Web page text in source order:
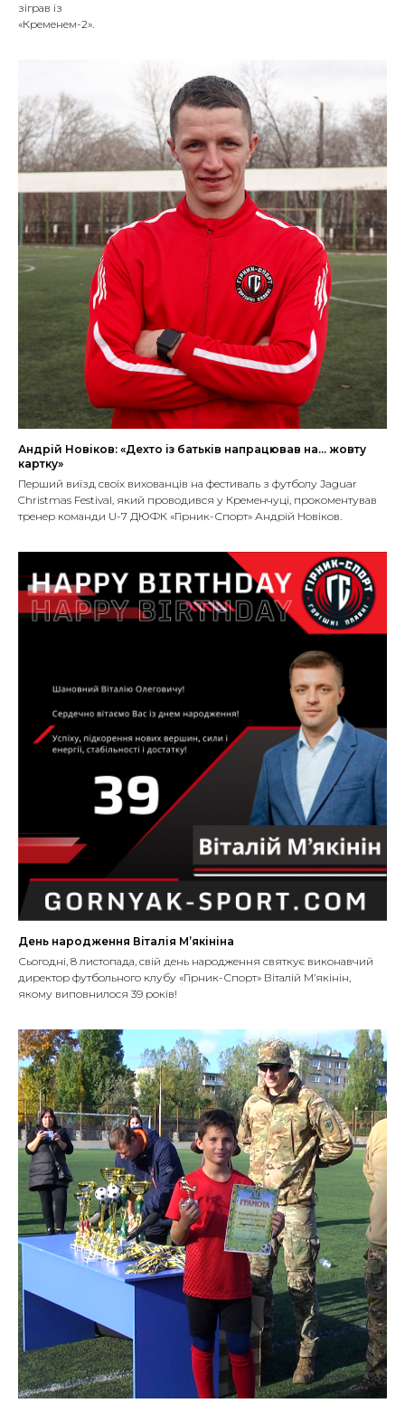
зіграв із
«Кременем-2».
Андрій Новіков: «Дехто із батьків напрацював на... жовту
картку»
Перший виїзд своїх вихованців на фестиваль з футболу Jaguar
Christmas Festival, який проводився у Кременчуці, прокоментував
тренер команди U-7 ДЮФК «Гірник-Спорт» Андрій Новіков.
День народження Віталія М’якініна
Сьогодні, 8 листопада, свій день народження святкує виконавчий
директор футбольного клубу «Гірник-Спорт» Віталій М’якінін,
якому виповнилося 39 років!